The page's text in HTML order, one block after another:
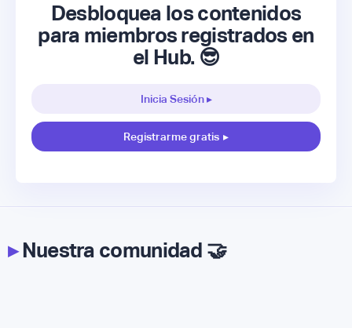
Desbloquea los contenidos
para miembros registrados en
el Hub. 😎
Inicia Sesión ▸
Registrarme gratis ▸
▸Nuestra comunidad 🤝